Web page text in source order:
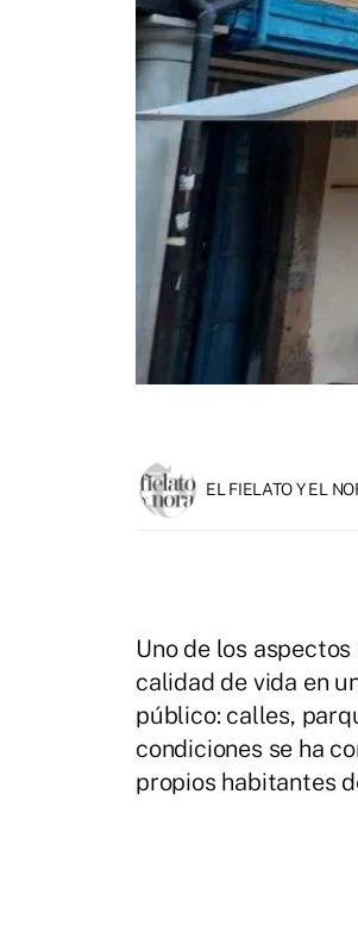
EL FIELATO Y EL
Uno de los
calidad de vida en
público: calles,
condiciones se ha
propios habitantes